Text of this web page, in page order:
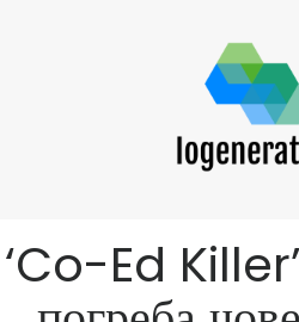
‘Co-Ed